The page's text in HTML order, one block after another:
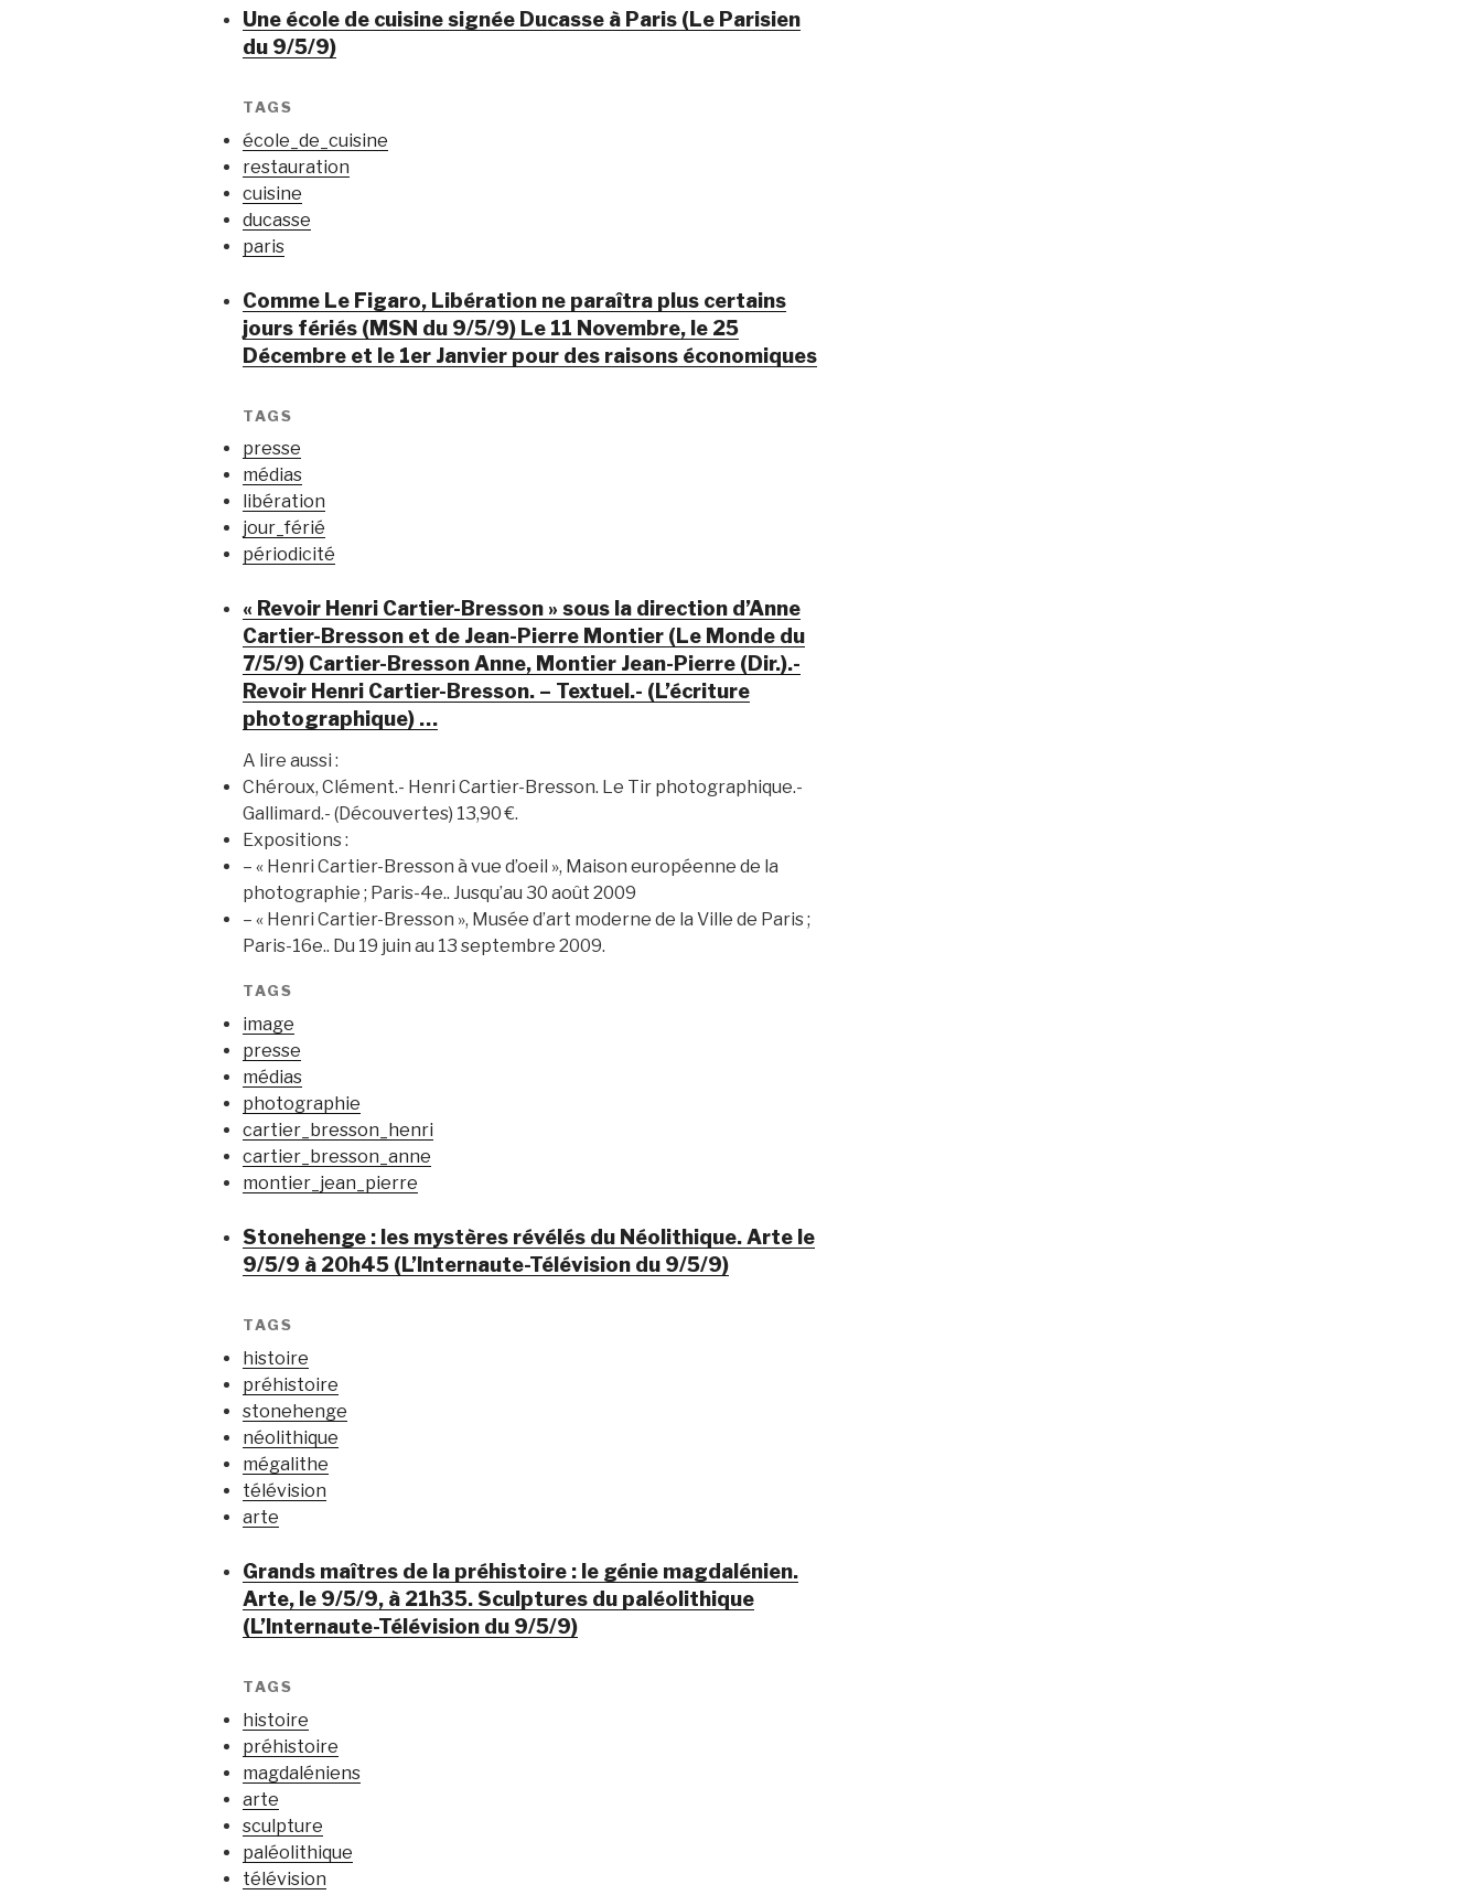
Une école de cuisine signée Ducasse à Paris (Le Parisien
du 9/5/9)
TAGS
école_de_cuisine
restauration
cuisine
ducasse
paris
Comme Le Figaro, Libération ne paraîtra plus certains
jours fériés (MSN du 9/5/9) Le 11 Novembre, le 25
Décembre et le 1er Janvier pour des raisons économiques
TAGS
presse
médias
libération
jour_férié
périodicité
« Revoir Henri Cartier-Bresson » sous la direction d’Anne
Cartier-Bresson et de Jean-Pierre Montier (Le Monde du
7/5/9) Cartier-Bresson Anne, Montier Jean-Pierre (Dir.).-
Revoir Henri Cartier-Bresson. – Textuel.- (L’écriture
photographique) …
A lire aussi :
Chéroux, Clément.- Henri Cartier-Bresson. Le Tir photographique.-
Gallimard.- (Découvertes) 13,90 €.
Expositions :
– « Henri Cartier-Bresson à vue d’oeil », Maison européenne de la
photographie ; Paris-4e.. Jusqu’au 30 août 2009
– « Henri Cartier-Bresson », Musée d’art moderne de la Ville de Paris ;
Paris-16e.. Du 19 juin au 13 septembre 2009.
TAGS
image
presse
médias
photographie
cartier_bresson_henri
cartier_bresson_anne
montier_jean_pierre
Stonehenge : les mystères révélés du Néolithique. Arte le
9/5/9 à 20h45 (L’Internaute-Télévision du 9/5/9)
TAGS
histoire
préhistoire
stonehenge
néolithique
mégalithe
télévision
arte
Grands maîtres de la préhistoire : le génie magdalénien.
Arte, le 9/5/9, à 21h35. Sculptures du paléolithique
(L’Internaute-Télévision du 9/5/9)
TAGS
histoire
préhistoire
magdaléniens
arte
sculpture
paléolithique
télévision